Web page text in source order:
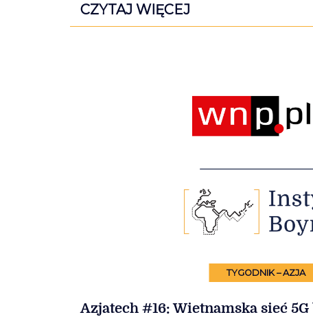
CZYTAJ WIĘCEJ
TYGODNIK – AZJA
Azjatech #16: Wietnamska sieć